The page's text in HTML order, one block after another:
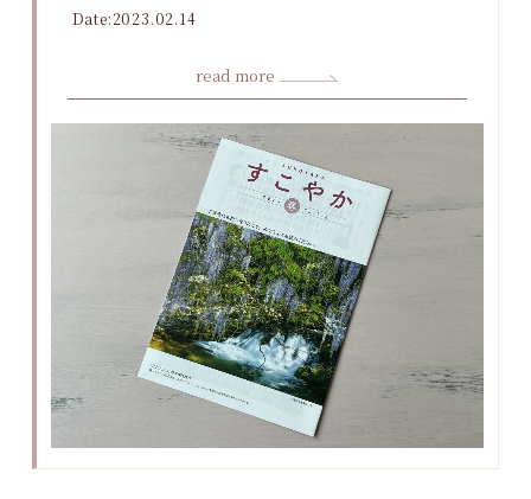
Date:2023.02.14
read more